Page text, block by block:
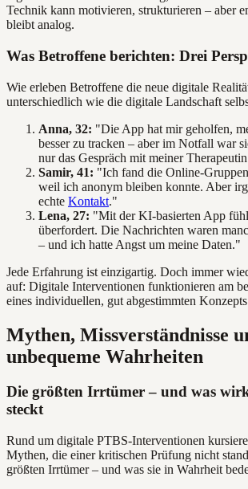
Technik kann motivieren, strukturieren – aber
bleibt analog.
Was Betroffene berichten: Drei
Wie erleben Betroffene die neue digitale
unterschiedlich wie die digitale Landschaft
Anna, 32: "Die App hat mir geholfen,
besser zu tracken – aber im Notfall war
nur das Gespräch mit meiner
Samir, 41: "Ich fand die Online-
weil ich anonym bleiben konnte. Aber
echte Kontakt."
Lena, 27: "Mit der KI-basierten App
überfordert. Die Nachrichten waren
– und ich hatte Angst um meine Daten."
Jede Erfahrung ist einzigartig. Doch immer
auf: Digitale Interventionen funktionieren am
eines individuellen, gut abgestimmten
Mythen, Missverständnisse
unbequeme Wahrheiten
Die größten Irrtümer – und was
steckt
Rund um digitale PTBS-Interventionen
Mythen, die einer kritischen Prüfung nicht
größten Irrtümer – und was sie in Wahrheit